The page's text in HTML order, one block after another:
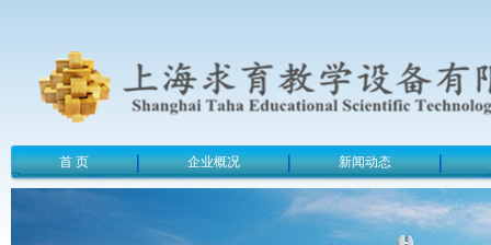
首 页 企业概况 新闻动态